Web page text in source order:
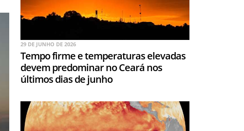
29 DE JUNHO DE 2026
Tempo firme e temperaturas elevadas
devem predominar no Ceará nos
últimos dias de junho